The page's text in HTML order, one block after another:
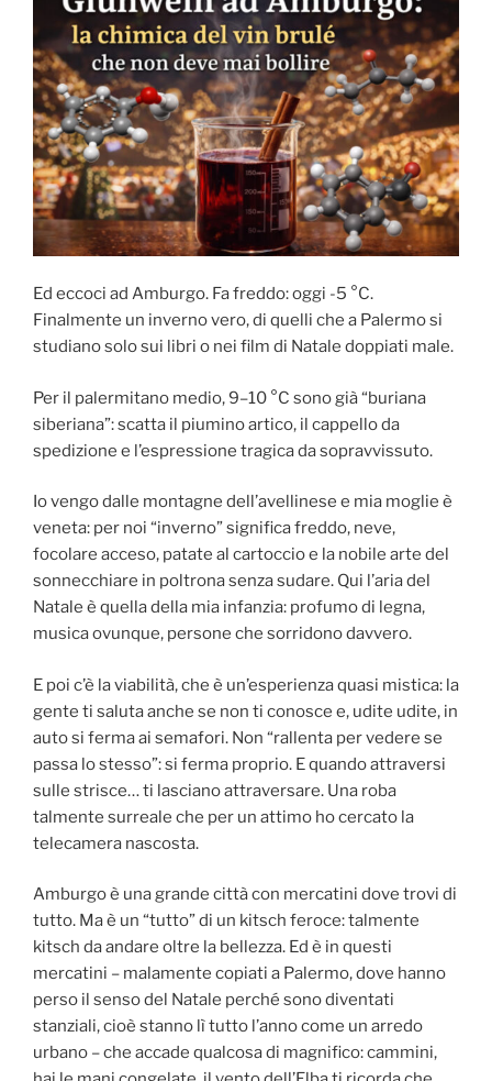
Ed eccoci ad Amburgo. Fa freddo: oggi -5 °C.
Finalmente un inverno vero, di quelli che a Palermo si
studiano solo sui libri o nei film di Natale doppiati male.
Per il palermitano medio, 9–10 °C sono già “buriana
siberiana”: scatta il piumino artico, il cappello da
spedizione e l’espressione tragica da sopravvissuto.
Io vengo dalle montagne dell’avellinese e mia moglie è
veneta: per noi “inverno” significa freddo, neve,
focolare acceso, patate al cartoccio e la nobile arte del
sonnecchiare in poltrona senza sudare. Qui l’aria del
Natale è quella della mia infanzia: profumo di legna,
musica ovunque, persone che sorridono davvero.
E poi c’è la viabilità, che è un’esperienza quasi mistica: la
gente ti saluta anche se non ti conosce e, udite udite, in
auto si ferma ai semafori. Non “rallenta per vedere se
passa lo stesso”: si ferma proprio. E quando attraversi
sulle strisce… ti lasciano attraversare. Una roba
talmente surreale che per un attimo ho cercato la
telecamera nascosta.
Amburgo è una grande città con mercatini dove trovi di
tutto. Ma è un “tutto” di un kitsch feroce: talmente
kitsch da andare oltre la bellezza. Ed è in questi
mercatini – malamente copiati a Palermo, dove hanno
perso il senso del Natale perché sono diventati
stanziali, cioè stanno lì tutto l’anno come un arredo
urbano – che accade qualcosa di magnifico: cammini,